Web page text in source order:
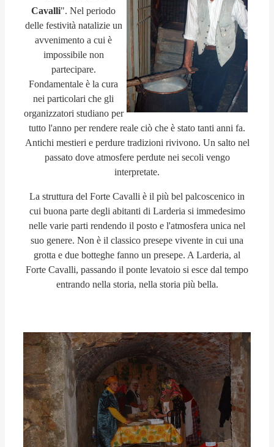
Cavalli". Nel periodo
delle festività natalizie un
avvenimento a cui è
impossibile non
partecipare.
Fondamentale è la cura
nei particolari che gli
organizzatori studiano per
tutto l'anno per rendere reale ciò che è stato tanti anni fa.
Antichi mestieri e perdure tradizioni rivivono. Un salto nel
passato dove atmosfere perdute nei secoli vengo
interpretate.
La struttura del Forte Cavalli è il più bel palcoscenico in
cui buona parte degli abitanti di Larderia si immedesimo
nelle varie parti rendendo il posto e l'atmosfera unica nel
suo genere. Non è il classico presepe vivente in cui una
grotta e due botteghe fanno un presepe. A Larderia, al
Forte Cavalli, passando il ponte levatoio si esce dal tempo
entrando nella storia, nella storia più bella.